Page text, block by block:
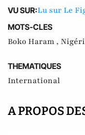
VU SUR:Lu sur Le
MOTS-CLES
Boko Haram ,
THEMATIQUES
International
A PROPOS